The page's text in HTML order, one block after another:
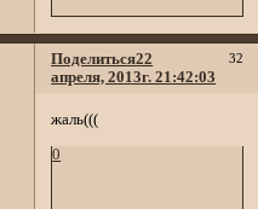
Поделиться 32
22
апреля, 2013г. 21:42:03
жаль(((
0